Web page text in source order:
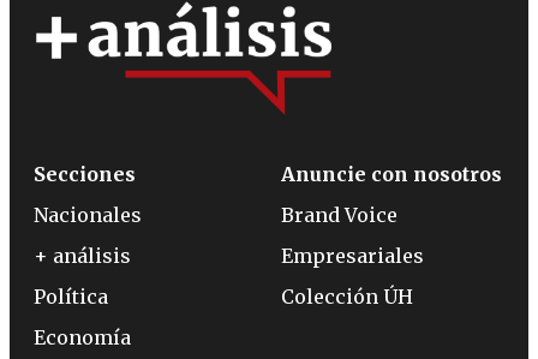
Secciones
Nacionales
+ análisis
Política
Economía
Anuncie con nosotros
Brand Voice
Empresariales
Colección ÚH